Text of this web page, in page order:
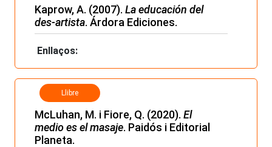
Kaprow, A. (2007). La educación del
des-artista. Árdora Ediciones.
Enllaços:
Llibre
McLuhan, M. i Fiore, Q. (2020). El
medio es el masaje. Paidós i Editorial
Planeta.